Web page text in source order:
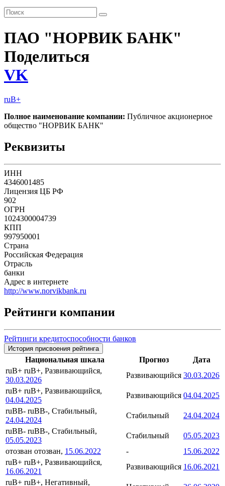
ПАО "НОРВИК БАНК"
Поделиться
VK
ruB+
Полное наименование компании: Публичное акционерное
общество "НОРВИК БАНК"
Реквизиты
ИНН
4346001485
Лицензия ЦБ РФ
902
ОГРН
1024300004739
КПП
997950001
Страна
Российская Федерация
Отрасль
банки
Адрес в интернете
http://www.norvikbank.ru
Рейтинги компании
Рейтинги кредитоспособности банков
История присвоения рейтинга
Национальная шкала Прогноз
Дата
ruB+ ruB+, Развивающийся,
30.03.2026
Развивающийся 30.03.2026
ruB+ ruB+, Развивающийся,
04.04.2025
Развивающийся 04.04.2025
ruBB- ruBB-, Стабильный,
24.04.2024
Стабильный
24.04.2024
ruBB- ruBB-, Стабильный,
05.05.2023
Стабильный
05.05.2023
отозван отозван, 15.06.2022 -
15.06.2022
ruB+ ruB+, Развивающийся,
16.06.2021
Развивающийся 16.06.2021
ruB+ ruB+, Негативный,